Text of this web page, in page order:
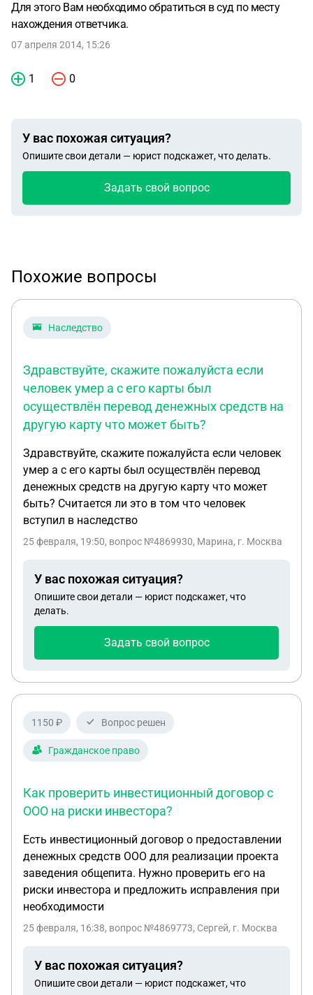
Для этого Вам необходимо обратиться в суд по месту
нахождения ответчика.
07 апреля 2014, 15:26
1 0
У вас похожая ситуация?
Опишите свои детали — юрист подскажет, что делать.
Задать свой вопрос
Похожие вопросы
Наследство
Здравствуйте, скажите пожалуйста если
человек умер а с его карты был
осуществлён перевод денежных средств на
другую карту что может быть?
Здравствуйте, скажите пожалуйста если человек
умер а с его карты был осуществлён перевод
денежных средств на другую карту что может
быть? Считается ли это в том что человек
вступил в наследство
25 февраля, 19:50, вопрос №4869930, Марина, г. Москва
У вас похожая ситуация?
Опишите свои детали — юрист подскажет, что
делать.
Задать свой вопрос
1150 ₽ Вопрос решен
Гражданское право
Как проверить инвестиционный договор с
ООО на риски инвестора?
Есть инвестиционный договор о предоставлении
денежных средств ООО для реализации проекта
заведения общепита. Нужно проверить его на
риски инвестора и предложить исправления при
необходимости
25 февраля, 16:38, вопрос №4869773, Сергей, г. Москва
У вас похожая ситуация?
Опишите свои детали — юрист подскажет, что